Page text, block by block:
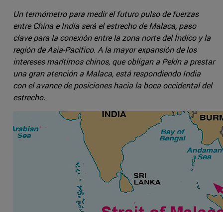
Un termómetro para medir el futuro pulso de fuerzas
entre China e India será el estrecho de Malaca, paso
clave para la conexión entre la zona norte del Índico y la
región de Asia-Pacífico. A la mayor expansión de los
intereses marítimos chinos, que obligan a Pekín a prestar
una gran atención a Malaca, está respondiendo India
con el avance de posiciones hacia la boca occidental del
estrecho.